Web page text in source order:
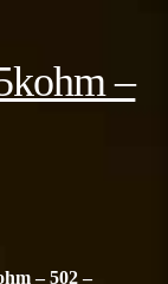
–
– 502 –